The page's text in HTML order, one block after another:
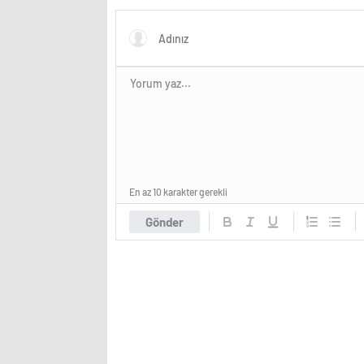
hackerların hızını gözler önüne
Gönder
En az 10 karakter gerekli